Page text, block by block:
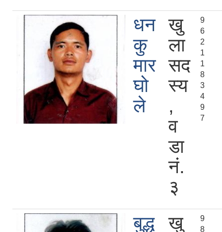
धन
कु
मार
घो
ले
खु
ला
सद
स्य
,
व
डा
नं.
३
9
6
2
1
1
8
3
4
9
7
बुद्ध
खु
9
8